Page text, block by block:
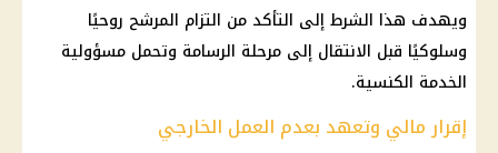
ويهدف هذا الشرط إلى التأكد من التزام المرشح روحيًا
وسلوكيًا قبل الانتقال إلى مرحلة الرسامة وتحمل مسؤولية
الخدمة الكنسية.
إقرار مالي وتعهد بعدم العمل الخارجي